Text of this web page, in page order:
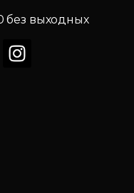
без выходных